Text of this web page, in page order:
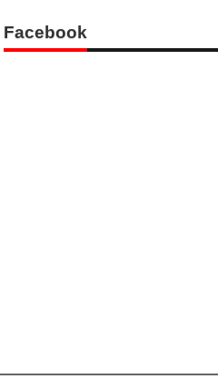
Facebook